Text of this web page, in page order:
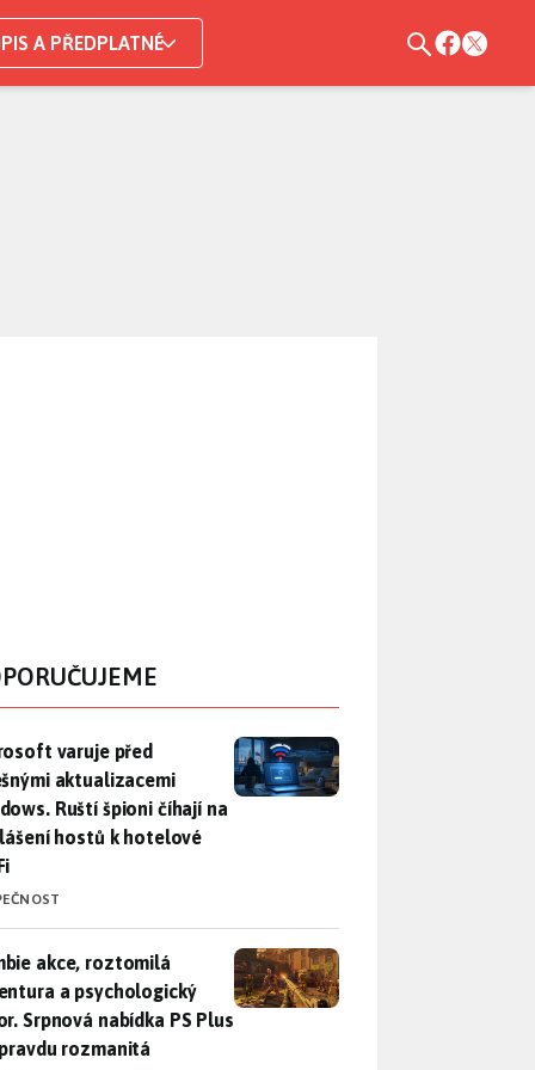
A PŘEDPLATNÉ
varuje před falešnými aktualizacemi Windows. Ruští
varuje před
aktualizacemi
Ruští špioni číhají na
hostů k hotelové
akce, roztomilá adventura a psychologický horor.
akce, roztomilá
a psychologický
Srpnová nabídka PS Plus
rozmanitá